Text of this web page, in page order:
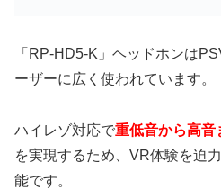
「RP-HD5-K」ヘッドホンは
ーザーに広く使われています。
ハイレゾ対応で重低音から高音
を実現するため、VR体験を迫
能です。